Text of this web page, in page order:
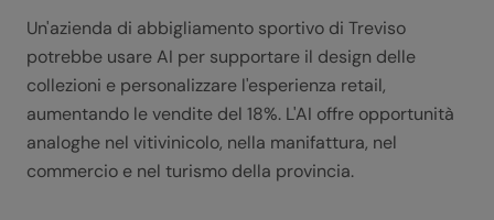
Un'azienda di abbigliamento sportivo di Treviso
potrebbe usare AI per supportare il design delle
collezioni e personalizzare l'esperienza retail,
aumentando le vendite del 18%. L'AI offre opportunità
analoghe nel vitivinicolo, nella manifattura, nel
commercio e nel turismo della provincia.